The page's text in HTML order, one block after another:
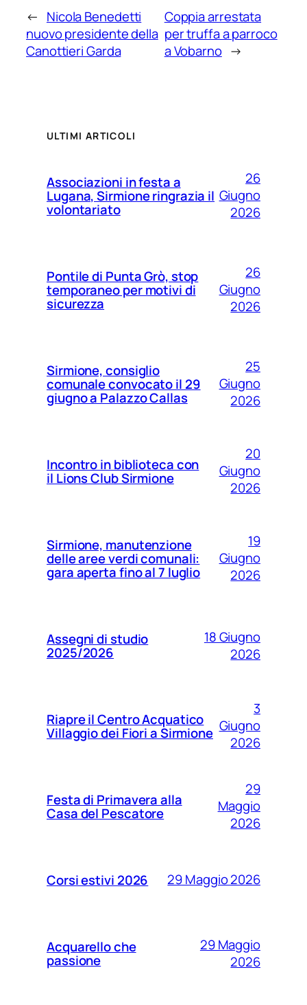
← Nicola Benedetti
nuovo presidente della
Canottieri Garda
Coppia arrestata
per truffa a parroco
a Vobarno →
ULTIMI ARTICOLI
Associazioni in festa a
Lugana, Sirmione ringrazia il
volontariato
26
Giugno
2026
Pontile di Punta Grò, stop
temporaneo per motivi di
sicurezza
26
Giugno
2026
Sirmione, consiglio
comunale convocato il 29
giugno a Palazzo Callas
25
Giugno
2026
Incontro in biblioteca con
il Lions Club Sirmione
20
Giugno
2026
Sirmione, manutenzione
delle aree verdi comunali:
gara aperta fino al 7 luglio
19
Giugno
2026
Assegni di studio
2025/2026
18 Giugno
2026
Riapre il Centro Acquatico
Villaggio dei Fiori a Sirmione
3
Giugno
2026
Festa di Primavera alla
Casa del Pescatore
29
Maggio
2026
Corsi estivi 2026 29 Maggio 2026
Acquarello che
passione
29 Maggio
2026